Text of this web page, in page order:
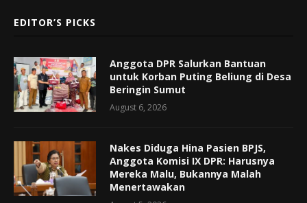
EDITOR’S PICKS
Anggota DPR Salurkan Bantuan
untuk Korban Puting Beliung di Desa
Beringin Sumut
August 6, 2026
Nakes Diduga Hina Pasien BPJS,
Anggota Komisi IX DPR: Harusnya
Mereka Malu, Bukannya Malah
Menertawakan